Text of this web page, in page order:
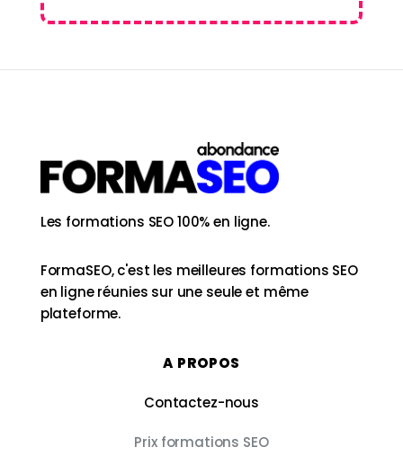
Les formations SEO 100% en ligne.
FormaSEO, c'est les meilleures formations SEO
en ligne réunies sur une seule et même
plateforme.
A PROPOS
Contactez-nous
Prix formations SEO